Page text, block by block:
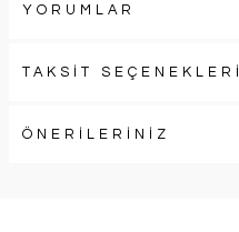
YORUMLAR
TAKSİT SEÇENEKLERİ
ÖNERİLERİNİZ